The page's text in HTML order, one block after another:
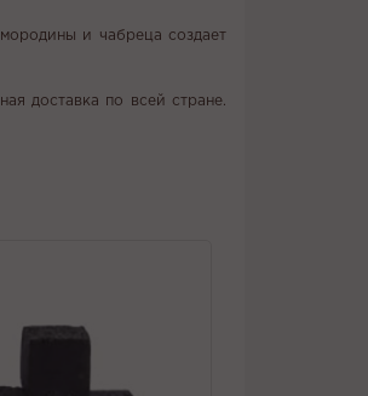
и чабреца создает
доставка по всей стране.